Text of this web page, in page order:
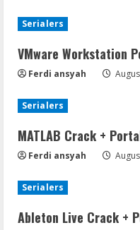
Serialers
VMware Workstation
Ferdi ansyah
Serialers
MATLAB Crack +
Ferdi ansyah
Serialers
Ableton Live Crack +